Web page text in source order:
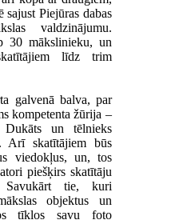
sajust Piejūras dabas
valdzinājumu.
30 mākslinieku, un
līdz trim
galvenā balva, par
kompetenta žūrija –
un tēlnieks
Arī skatītājiem būs
viedokļus, un, tos
piešķirs skatītāju
Savukārt tie, kuri
objektus un
tīklos savu foto